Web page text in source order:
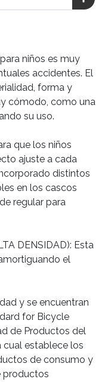
niños es muy
accidentes. El
forma y
cómodo, como una
su uso.
que los niños
ajuste a cada
distintos
en los cascos
regular para
DENSIDAD): Esta
el
y se encuentran
for Bicycle
de Productos del
cual establece los
de consumo y
productos